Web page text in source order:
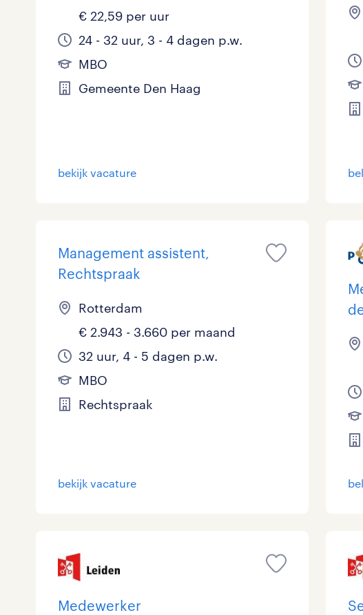
Administratief
Callcenter / Contactcenter
Medisch
Webcare
Basisonderwijs
HBO 0
0 - 8 uur 0
25 - 32 uur 6
Detachering 0
Vast 0
€ 22,59 per uur
24 - 32 uur, 3 - 4 dagen p.w.
MBO
Gemeente Den Haag
bekijk vacature
Management assistent,
Rechtspraak
Rotterdam
€ 2.943 - 3.660 per maand
32 uur, 4 - 5 dagen p.w.
MBO
Rechtspraak
bekijk vacature
Medewerker